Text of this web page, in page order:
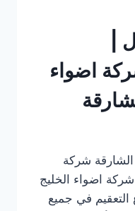
|
شركة اضواء
شركة
تعقيم المنازل 0568368393 شركة اضواء الخليج
في جميع